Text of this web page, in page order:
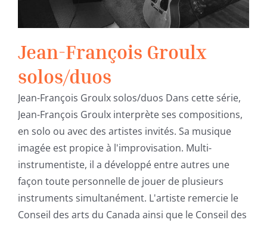
Jean-François Groulx
solos/duos
Jean-François Groulx solos/duos Dans cette série,
Jean-François Groulx interprète ses compositions,
en solo ou avec des artistes invités. Sa musique
imagée est propice à l'improvisation. Multi-
instrumentiste, il a développé entre autres une
façon toute personnelle de jouer de plusieurs
instruments simultanément. L'artiste remercie le
Conseil des arts du Canada ainsi que le Conseil des